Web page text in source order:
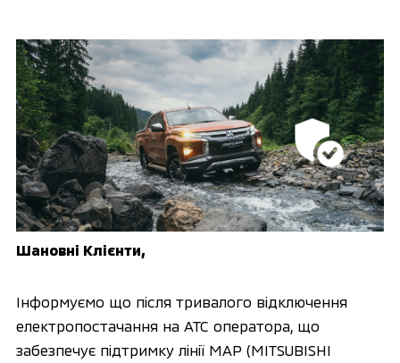
Шановні Клієнти,
Інформуємо що після тривалого відключення
електропостачання на АТС оператора, що
забезпечує підтримку лінії MAP (MITSUBISHI